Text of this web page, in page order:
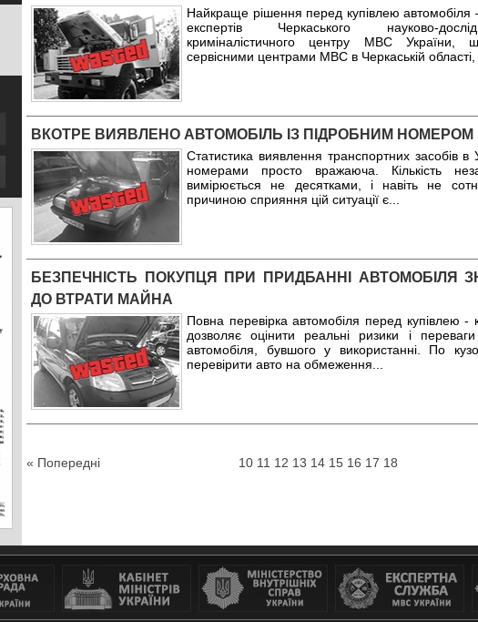
Найкраще рішення перед купівлею
експертів Черкаського науково-
криміналістичного центру МВС України,
сервісними центрами МВС в Черкаській
ВКОТРЕ ВИЯВЛЕНО АВТОМОБІЛЬ ІЗ ПІДРОБНИМ НОМЕРОМ
Статистика виявлення транспортних засобів в
номерами просто вражаюча. Кількість
вимірюється не десятками, і навіть не
причиною сприяння цій ситуації є
БЕЗПЕЧНІСТЬ ПОКУПЦЯ ПРИ ПРИДБАННІ АВТОМОБІЛЯ
ДО ВТРАТИ МАЙНА
Повна перевірка автомобіля перед купівлею -
дозволяє оцінити реальні ризики і
автомобіля, бувшого у використанні. По
перевірити авто на обмеження
« Попередні 10 11 12 13 14 15 16 17 18